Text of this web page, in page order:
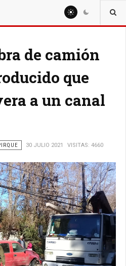
de camión
que
a un canal
30 JULIO 2021 VISITAS: 4660